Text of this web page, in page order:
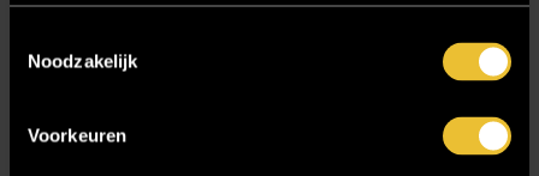
Noodzakelijk
Voorkeuren
Referenties
Samenwerken
Showroom